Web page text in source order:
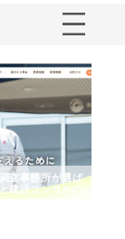
査事務所が選ば
建設コンサルの